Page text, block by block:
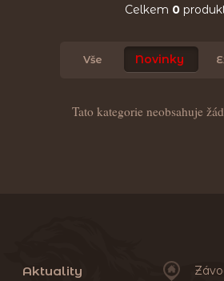
Celkem 0
Vše Novinky
Tato kategorie neobsahuje
Aktuality